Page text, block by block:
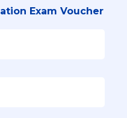
Exam Voucher